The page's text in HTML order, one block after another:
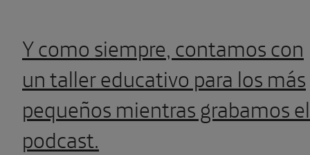
Y como siempre, contamos con
un taller educativo para los más
pequeños mientras grabamos el
podcast.